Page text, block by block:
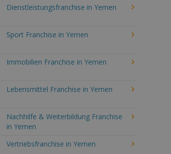
Dienstleistungsfranchise in Yemen
Sport Franchise in Yemen
Immobilien Franchise in Yemen
Lebensmittel Franchise in Yemen
Nachhilfe & Weiterbildung Franchise
in Yemen
Vertriebsfranchise in Yemen